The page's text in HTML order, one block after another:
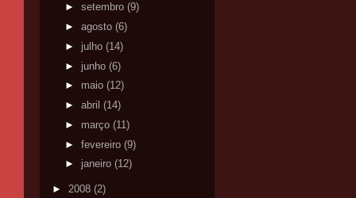
► setembro (9)
► agosto (6)
► julho (14)
► junho (6)
► maio (12)
► abril (14)
► março (11)
► fevereiro (9)
► janeiro (12)
► 2008 (2)